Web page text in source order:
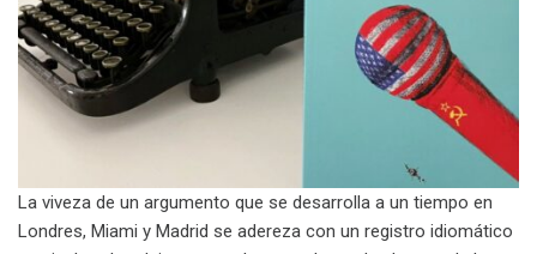
La viveza de un argumento que se desarrolla a un tiempo en
Londres, Miami y Madrid se adereza con un registro idiomático